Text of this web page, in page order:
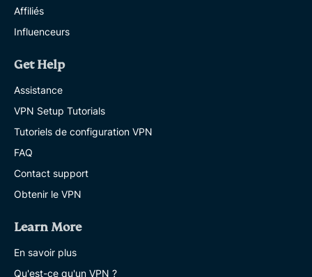
Affiliés
Influenceurs
Get Help
Assistance
VPN Setup Tutorials
Tutoriels de configuration VPN
FAQ
Contact support
Obtenir le VPN
Learn More
En savoir plus
Qu'est-ce qu'un VPN ?